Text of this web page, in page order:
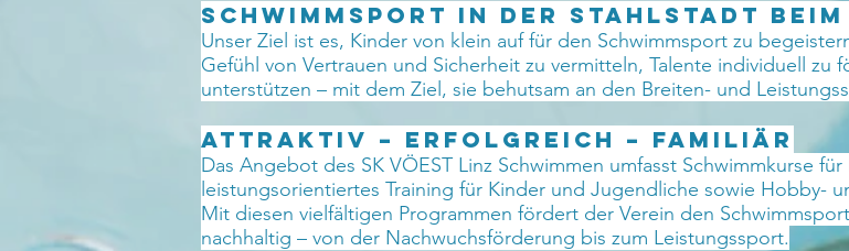
Schwimmsport in der Stahlstadt beim
Unser Ziel ist es, Kinder von klein auf für den Schwimmsport zu
Gefühl von Vertrauen und Sicherheit zu vermitteln, Talente individuell
unterstützen – mit dem Ziel, sie behutsam an den Breiten- und
ATTRAKTIV – ERFOLGREICH – FAMILIÄR
Das Angebot des SK VÖEST Linz Schwimmen umfasst Schwimmkurse
leistungsorientiertes Training für Kinder und Jugendliche sowie Hobby-
Mit diesen vielfältigen Programmen fördert der Verein den
nachhaltig – von der Nachwuchsförderung bis zum Leistungssport.​